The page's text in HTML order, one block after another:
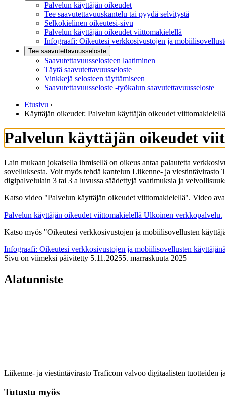
Palvelun käyttäjän oikeudet
Tee saavutettavuuskantelu tai pyydä selvitystä
Selkokielinen oikeutesi-sivu
Palvelun käyttäjän oikeudet viittomakielellä
Infograafi: Oikeutesi verkkosivustojen ja
Tee saavutettavuusseloste
Saavutettavuus­selosteen laatiminen
Täytä saavutettavuusseloste
Vinkkejä selosteen täyttämiseen
Saavutettavuusseloste -työkalun saavutettavuusseloste
Etusivu ›
Käyttäjän oikeudet: Palvelun käyttäjän oikeudet viittomakielellä
Palvelun käyttäjän oikeudet
Lain mukaan jokaisella ihmisellä on oikeus antaa palautetta
sovelluksesta. Voit myös tehdä kantelun Liikenne- ja
digipalvelulain 3 tai 3 a luvussa säädettyjä vaatimuksia ja
Katso video "Palvelun käyttäjän oikeudet viittomakielellä". Video
Palvelun käyttäjän oikeudet viittomakielellä Ulkoinen verkkopalvelu.
Katso myös "Oikeutesi verkkosivustojen ja mobiilisovellusten
Infograafi: Oikeutesi verkkosivustojen ja mobiilisovellusten käyttäjänä
Sivu on viimeksi päivitetty 5.11.20255. marraskuuta 2025
Alatunniste
Liikenne- ja viestintävirasto Traficom valvoo digitaalisten tuotteiden
Tutustu myös